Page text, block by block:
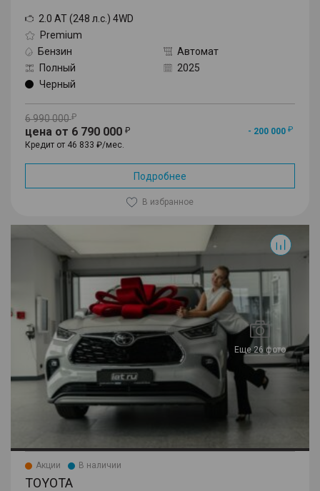
2.0 AT (248 л.с.) 4WD
Premium
Бензин
Автомат
Полный
2025
Черный
6 990 000
цена от 6 790 000
- 200 000
Кредит от 46 833 ₽/мес.
Подробнее
В избранное
Еще 26 фото
Акции В наличии
TOYOTA